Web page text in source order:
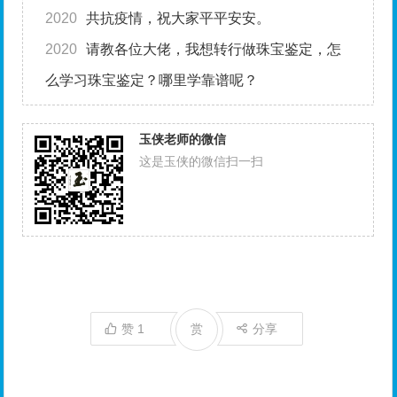
2020 共抗疫情，祝大家平平安安。
2020 请教各位大佬，我想转行做珠宝鉴定，怎
么学习珠宝鉴定？哪里学靠谱呢？
玉侠老师的微信
这是玉侠的微信扫一扫
赞 1 分享
赏